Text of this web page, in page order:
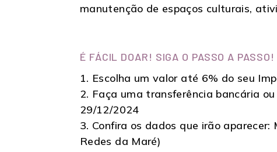
manutenção de espaços culturais,
É FÁCIL DOAR! SIGA O PASSO A PASSO!
1. Escolha um valor até 6% do seu
2. Faça uma transferência bancária
29/12/2024
3. Confira os dados que irão
Redes da Maré)